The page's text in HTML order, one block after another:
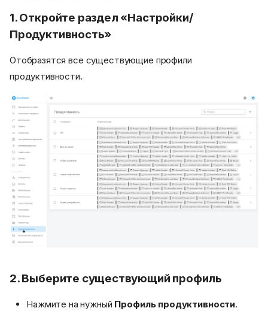
1. Откройте раздел «Настройки/
Продуктивность»
Отобразятся все существующие профили
продуктивности.
2. Выберите существующий профиль
Нажмите на нужный Профиль продуктивности.